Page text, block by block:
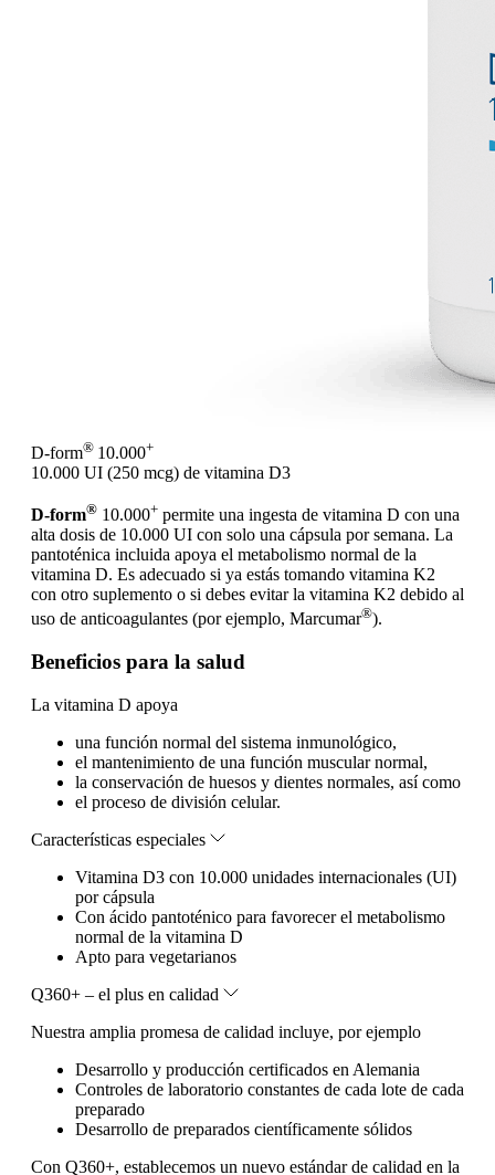
D-form® 10.000+
10.000 UI (250 mcg) de vitamina D3
D-form® 10.000+ permite una ingesta de vitamina D con una
alta dosis de 10.000 UI con solo una cápsula por semana. La
pantoténica incluida apoya el metabolismo normal de la
vitamina D. Es adecuado si ya estás tomando vitamina K2
con otro suplemento o si debes evitar la vitamina K2 debido al
uso de anticoagulantes (por ejemplo, Marcumar®).
Beneficios para la salud
La vitamina D apoya
una función normal del sistema inmunológico,
el mantenimiento de una función muscular normal,
la conservación de huesos y dientes normales, así como
el proceso de división celular.
Características especiales
Vitamina D3 con 10.000 unidades internacionales (UI)
por cápsula
Con ácido pantoténico para favorecer el metabolismo
normal de la vitamina D
Apto para vegetarianos
Q360+ – el plus en calidad
Nuestra amplia promesa de calidad incluye, por ejemplo
Desarrollo y producción certificados en Alemania
Controles de laboratorio constantes de cada lote de cada
preparado
Desarrollo de preparados científicamente sólidos
Con Q360+, establecemos un nuevo estándar de calidad en la